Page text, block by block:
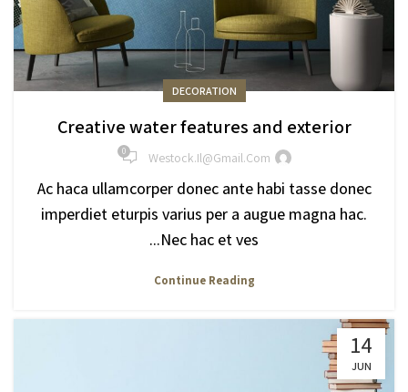
DECORATION
Creative water features and exterior
Westock.il@gmail.com
0
Ac haca ullamcorper donec ante habi tasse donec
imperdiet eturpis varius per a augue magna hac.
Nec hac et ves...
Continue Reading
14
JUN